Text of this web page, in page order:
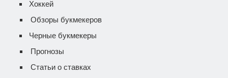
Хоккей
Обзоры букмекеров
Черные букмекеры
Прогнозы
Статьи о ставках